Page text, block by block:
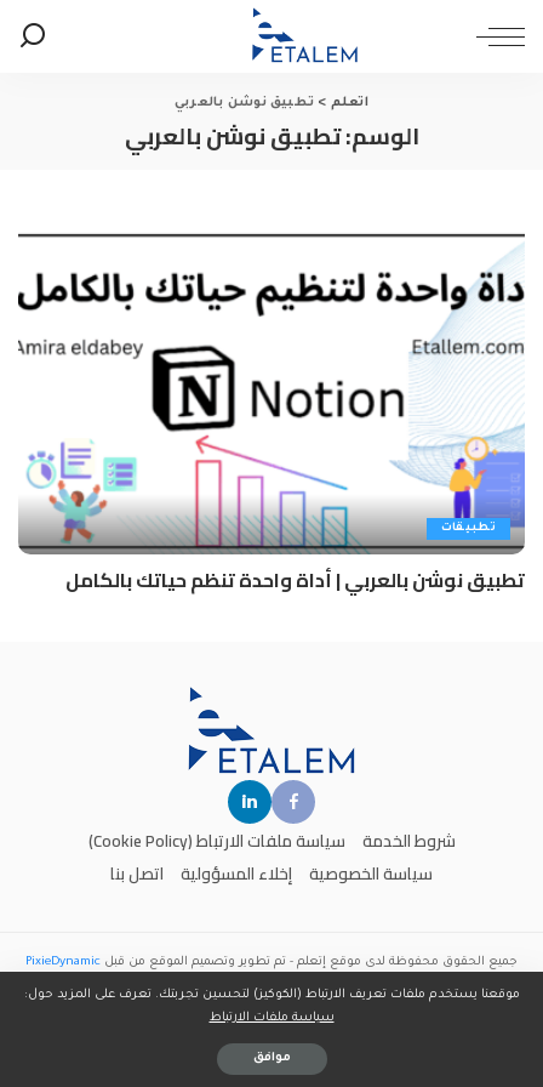
اتعلم > تطبيق نوشن بالعربي
الوسم:تطبيق نوشن بالعربي
تطبيقات
تطبيق نوشن بالعربي | أداة واحدة تنظم حياتك بالكامل
شروط الخدمة سياسة ملفات الارتباط (Cookie Policy)
سياسة الخصوصية إخلاء المسؤولية اتصل بنا
جميع الحقوق محفوظة لدى موقع إتعلم - تم تطوير وتصميم الموقع من قبل PixieDynamic
موقعنا يستخدم ملفات تعريف الارتباط (الكوكيز) لتحسين تجربتك. تعرف على المزيد حول:
سياسة ملفات الارتباط
موافق